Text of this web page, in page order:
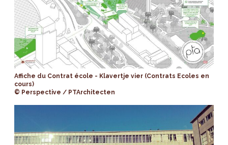
Affiche du Contrat école - Klavertje vier (Contrats Ecoles en
cours)
© Perspective / PTArchitecten